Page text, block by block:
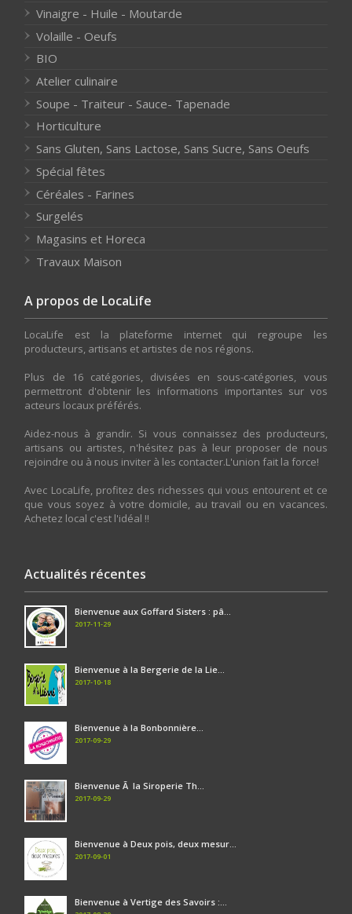
Vinaigre - Huile - Moutarde
Volaille - Oeufs
BIO
Atelier culinaire
Soupe - Traiteur - Sauce- Tapenade
Horticulture
Sans Gluten, Sans Lactose, Sans Sucre, Sans Oeufs
Spécial fêtes
Céréales - Farines
Surgelés
Magasins et Horeca
Travaux Maison
A propos de LocaLife
LocaLife est la plateforme internet qui regroupe les
producteurs, artisans et artistes de nos régions.
Plus de 16 catégories, divisées en sous-catégories, vous
permettront d'obtenir les informations importantes sur vos
acteurs locaux préférés.
Aidez-nous à grandir. Si vous connaissez des producteurs,
artisans ou artistes, n'hésitez pas à leur proposer de nous
rejoindre ou à nous inviter à les contacter.L'union fait la force!
Avec LocaLife, profitez des richesses qui vous entourent et ce
que vous soyez à votre domicile, au travail ou en vacances.
Achetez local c'est l'idéal !!
Actualités récentes
Bienvenue aux Goffard Sisters : pâ...
2017-11-29
Bienvenue à la Bergerie de la Lie...
2017-10-18
Bienvenue à la Bonbonnière...
2017-09-29
Bienvenue Ã la Siroperie Th...
2017-09-29
Bienvenue à Deux pois, deux mesur...
2017-09-01
Bienvenue à Vertige des Savoirs :...